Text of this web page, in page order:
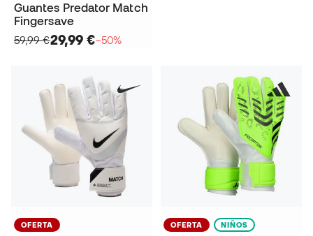
Guantes Predator Match
Fingersave
59,99 €29,99 €−50%
OFERTA OFERTA NIÑOS